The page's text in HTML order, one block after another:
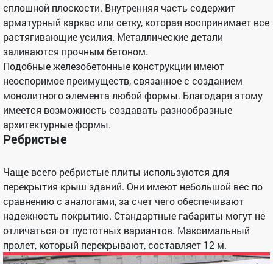
сплошной плоскости. Внутренняя часть содержит
арматурный каркас или сетку, которая воспринимает все
растягивающие усилия. Металлические детали
заливаются прочным бетоном.
Подобные железобетонные конструкции имеют
неоспоримое преимуществ, связанное с созданием
монолитного элемента любой формы. Благодаря этому
имеется возможность создавать разнообразные
архитектурные формы.
Ребристые
Чаще всего ребристые плиты используются для
перекрытия крыш зданий. Они имеют небольшой вес по
сравнению с аналогами, за счет чего обеспечивают
надежность покрытию. Стандартные габариты могут не
отличаться от пустотных вариантов. Максимальный
пролет, который перекрывают, составляет 12 м.